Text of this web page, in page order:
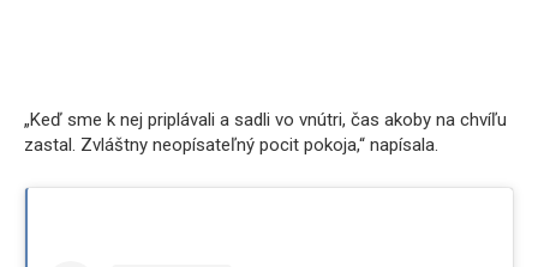
„Keď sme k nej priplávali a sadli vo vnútri, čas akoby na chvíľu
zastal. Zvláštny neopísateľný pocit pokoja,“ napísala.